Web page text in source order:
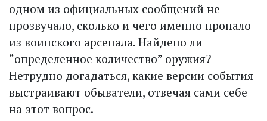
одном из официальных сообщений не
прозвучало, сколько и чего именно пропало
из воинского арсенала. Найдено ли
“определенное количество” оружия?
Нетрудно догадаться, какие версии события
выстраивают обыватели, отвечая сами себе
на этот вопрос.